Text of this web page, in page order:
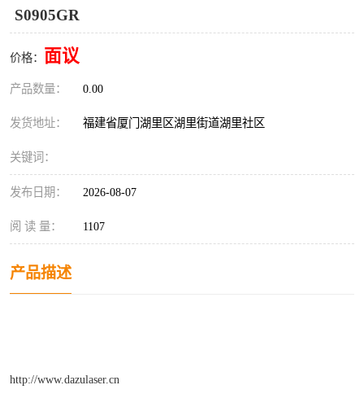
S0905GR
价格： 面议
产品数量： 0.00
发货地址： 福建省厦门湖里区湖里街道湖里社区
关键词：
发布日期： 2026-08-07
阅 读 量： 1107
产品描述
http://www.dazulaser.cn